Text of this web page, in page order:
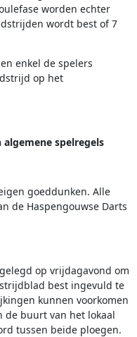
worden echter
wordt best of 7
enkel de spelers
op het
spelregels
goeddunken. Alle
de Haspengouwse Darts
op vrijdagavond om
best ingevuld te
kunnen voorkomen
de buurt van het lokaal
tussen beide ploegen.